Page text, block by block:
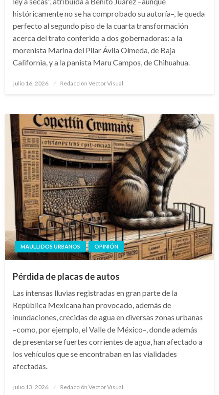
históricamente no se ha comprobado su autoría–, le queda
perfecto al segundo piso de la cuarta transformación
acerca del trato conferido a dos gobernadoras: a la
morenista Marina del Pilar Ávila Olmeda, de Baja
California, y a la panista Maru Campos, de Chihuahua.
Publicado
julio 16, 2026 Redacción Vector Visual
MAULLIDOS URBANOS OPINIÓN
Pérdida de placas de autos
Las intensas lluvias registradas en gran parte de la
República Mexicana han provocado, además de
inundaciones, crecidas de agua en diversas zonas urbanas
–como, por ejemplo, el Valle de México–, donde además
de presentarse fuertes corrientes de agua, han afectado a
los vehículos que se encontraban en las vialidades
afectadas.
Publicado
julio 13, 2026 Redacción Vector Visual